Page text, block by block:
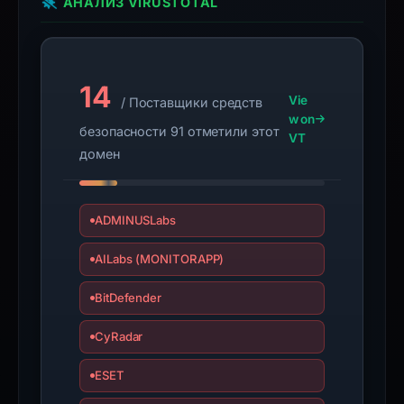
may
collection.
This
time-
bound
observations,
not
live
Avoid
14
/ Поставщики средств
безопасности 91 отметили этот
домен
Vie
w on
VT
ADMINUSLabs
AILabs (MONITORAPP)
BitDefender
CyRadar
ESET